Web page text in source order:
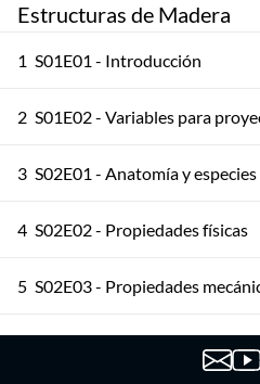
Estructuras de Madera
1 S01E01 - Introducción
2 S01E02 - Variables para
3 S02E01 - Anatomía y especies
4 S02E02 - Propiedades físicas
5 S02E03 - Propiedades
6 S03E01 - Madera aserrada 1